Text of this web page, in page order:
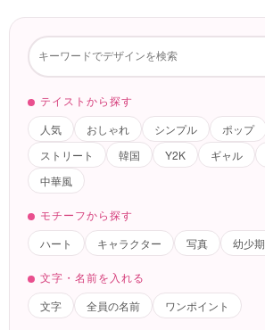
テイストから探す
人気
おしゃれ シンプル ポップ
ストリート
韓国 Y2K ギャル
中華風
モチーフから探す
ハート
キャラクター 写真 幼少期
文字・名前を入れる
文字
全員の名前 ワンポイント